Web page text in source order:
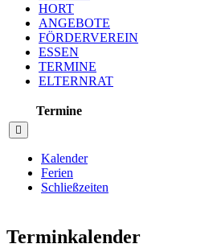
HORT
ANGEBOTE
FÖRDERVEREIN
ESSEN
TERMINE
ELTERNRAT
Termine
Kalender
Ferien
Schließzeiten
Terminkalender